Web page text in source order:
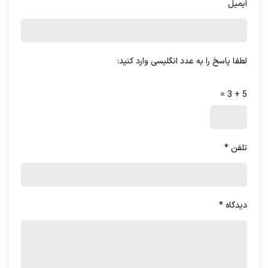
ایمیل
لطفا پاسخ را به عدد انگلیسی وارد کنید:
5 + 3 =
تلفن*
دیدگاه *